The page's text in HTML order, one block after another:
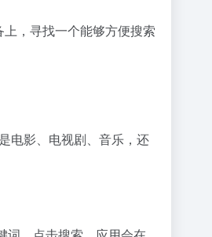
，寻找一个能够方便搜索
电影、电视剧、音乐，还